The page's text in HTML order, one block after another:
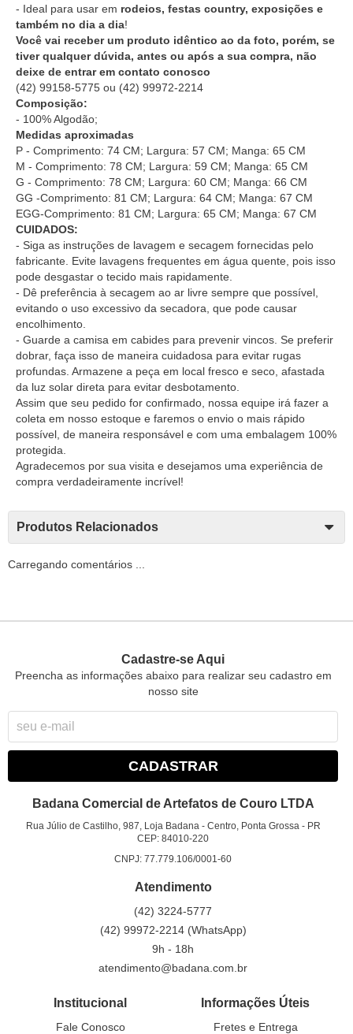
- Ideal para usar em rodeios, festas country, exposições e
também no dia a dia!
Você vai receber um produto idêntico ao da foto, porém, se
tiver qualquer dúvida, antes ou após a sua compra, não
deixe de entrar em contato conosco
(42) 99158-5775 ou (42) 99972-2214
Composição:
- 100% Algodão;
Medidas aproximadas
P - Comprimento: 74 CM; Largura: 57 CM; Manga: 65 CM
M - Comprimento: 78 CM; Largura: 59 CM; Manga: 65 CM
G - Comprimento: 78 CM; Largura: 60 CM; Manga: 66 CM
GG -Comprimento: 81 CM; Largura: 64 CM; Manga: 67 CM
EGG-Comprimento: 81 CM; Largura: 65 CM; Manga: 67 CM
CUIDADOS:
- Siga as instruções de lavagem e secagem fornecidas pelo
fabricante. Evite lavagens frequentes em água quente, pois isso
pode desgastar o tecido mais rapidamente.
- Dê preferência à secagem ao ar livre sempre que possível,
evitando o uso excessivo da secadora, que pode causar
encolhimento.
- Guarde a camisa em cabides para prevenir vincos. Se preferir
dobrar, faça isso de maneira cuidadosa para evitar rugas
profundas. Armazene a peça em local fresco e seco, afastada
da luz solar direta para evitar desbotamento.
Assim que seu pedido for confirmado, nossa equipe irá fazer a
coleta em nosso estoque e faremos o envio o mais rápido
possível, de maneira responsável e com uma embalagem 100%
protegida.
Agradecemos por sua visita e desejamos uma experiência de
compra verdadeiramente incrível!
Produtos Relacionados
Carregando comentários ...
Cadastre-se Aqui
Preencha as informações abaixo para realizar seu cadastro em
nosso site
CADASTRAR
Badana Comercial de Artefatos de Couro LTDA
Rua Júlio de Castilho, 987, Loja Badana - Centro, Ponta Grossa - PR
CEP: 84010-220
CNPJ: 77.779.106/0001-60
Atendimento
(42) 3224-5777
(42) 99972-2214 (WhatsApp)
9h - 18h
atendimento@badana.com.br
Institucional
Fale Conosco
Informações Úteis
Fretes e Entrega